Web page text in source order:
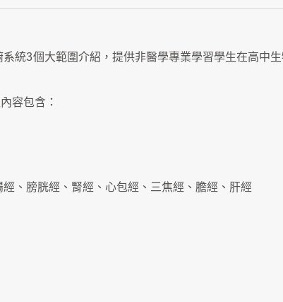
統3個大範圍介紹，提供非醫學專業學習學生在高中
容包含：
、膀胱經、腎經、心包經、三焦經、膽經、肝經